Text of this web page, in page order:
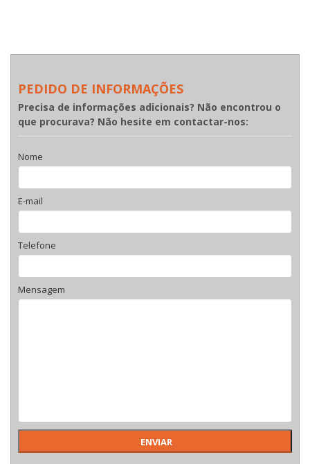
PEDIDO DE INFORMAÇÕES
Precisa de informações adicionais? Não encontrou o
que procurava? Não hesite em contactar-nos:
Nome
E-mail
Telefone
Mensagem